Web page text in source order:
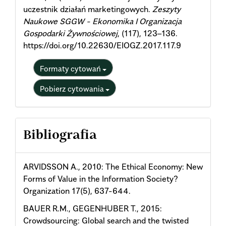
uczestnik działań marketingowych. Zeszyty
Naukowe SGGW - Ekonomika I Organizacja
Gospodarki Żywnościowej, (117), 123–136.
https://doi.org/10.22630/EIOGZ.2017.117.9
Formaty cytowań
Pobierz cytowania
Bibliografia
ARVIDSSON A., 2010: The Ethical Economy: New
Forms of Value in the Information Society?
Organization 17(5), 637-644.
BAUER R.M., GEGENHUBER T., 2015:
Crowdsourcing: Global search and the twisted